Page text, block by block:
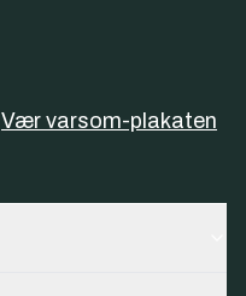
Vær varsom-plakaten